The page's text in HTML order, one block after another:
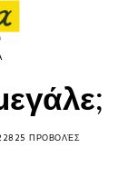
ΠΡΟΒΟΛΈΣ